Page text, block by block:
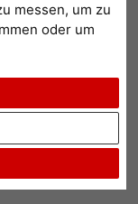
messen, um zu
oder um